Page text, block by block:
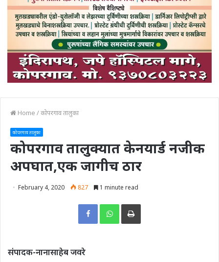
Home /कोपरगाव तालुका
कोपरगाव तालुका
कोपरगाव तालुक्यात केनयार्ड नजीक
अपघात,एक जागीच ठार
February 4, 2020 827 1 minute read
Print
संपादक-नानासाहेब जवरे